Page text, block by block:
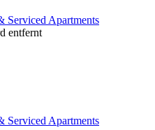
Serviced Apartments
entfernt
Serviced Apartments